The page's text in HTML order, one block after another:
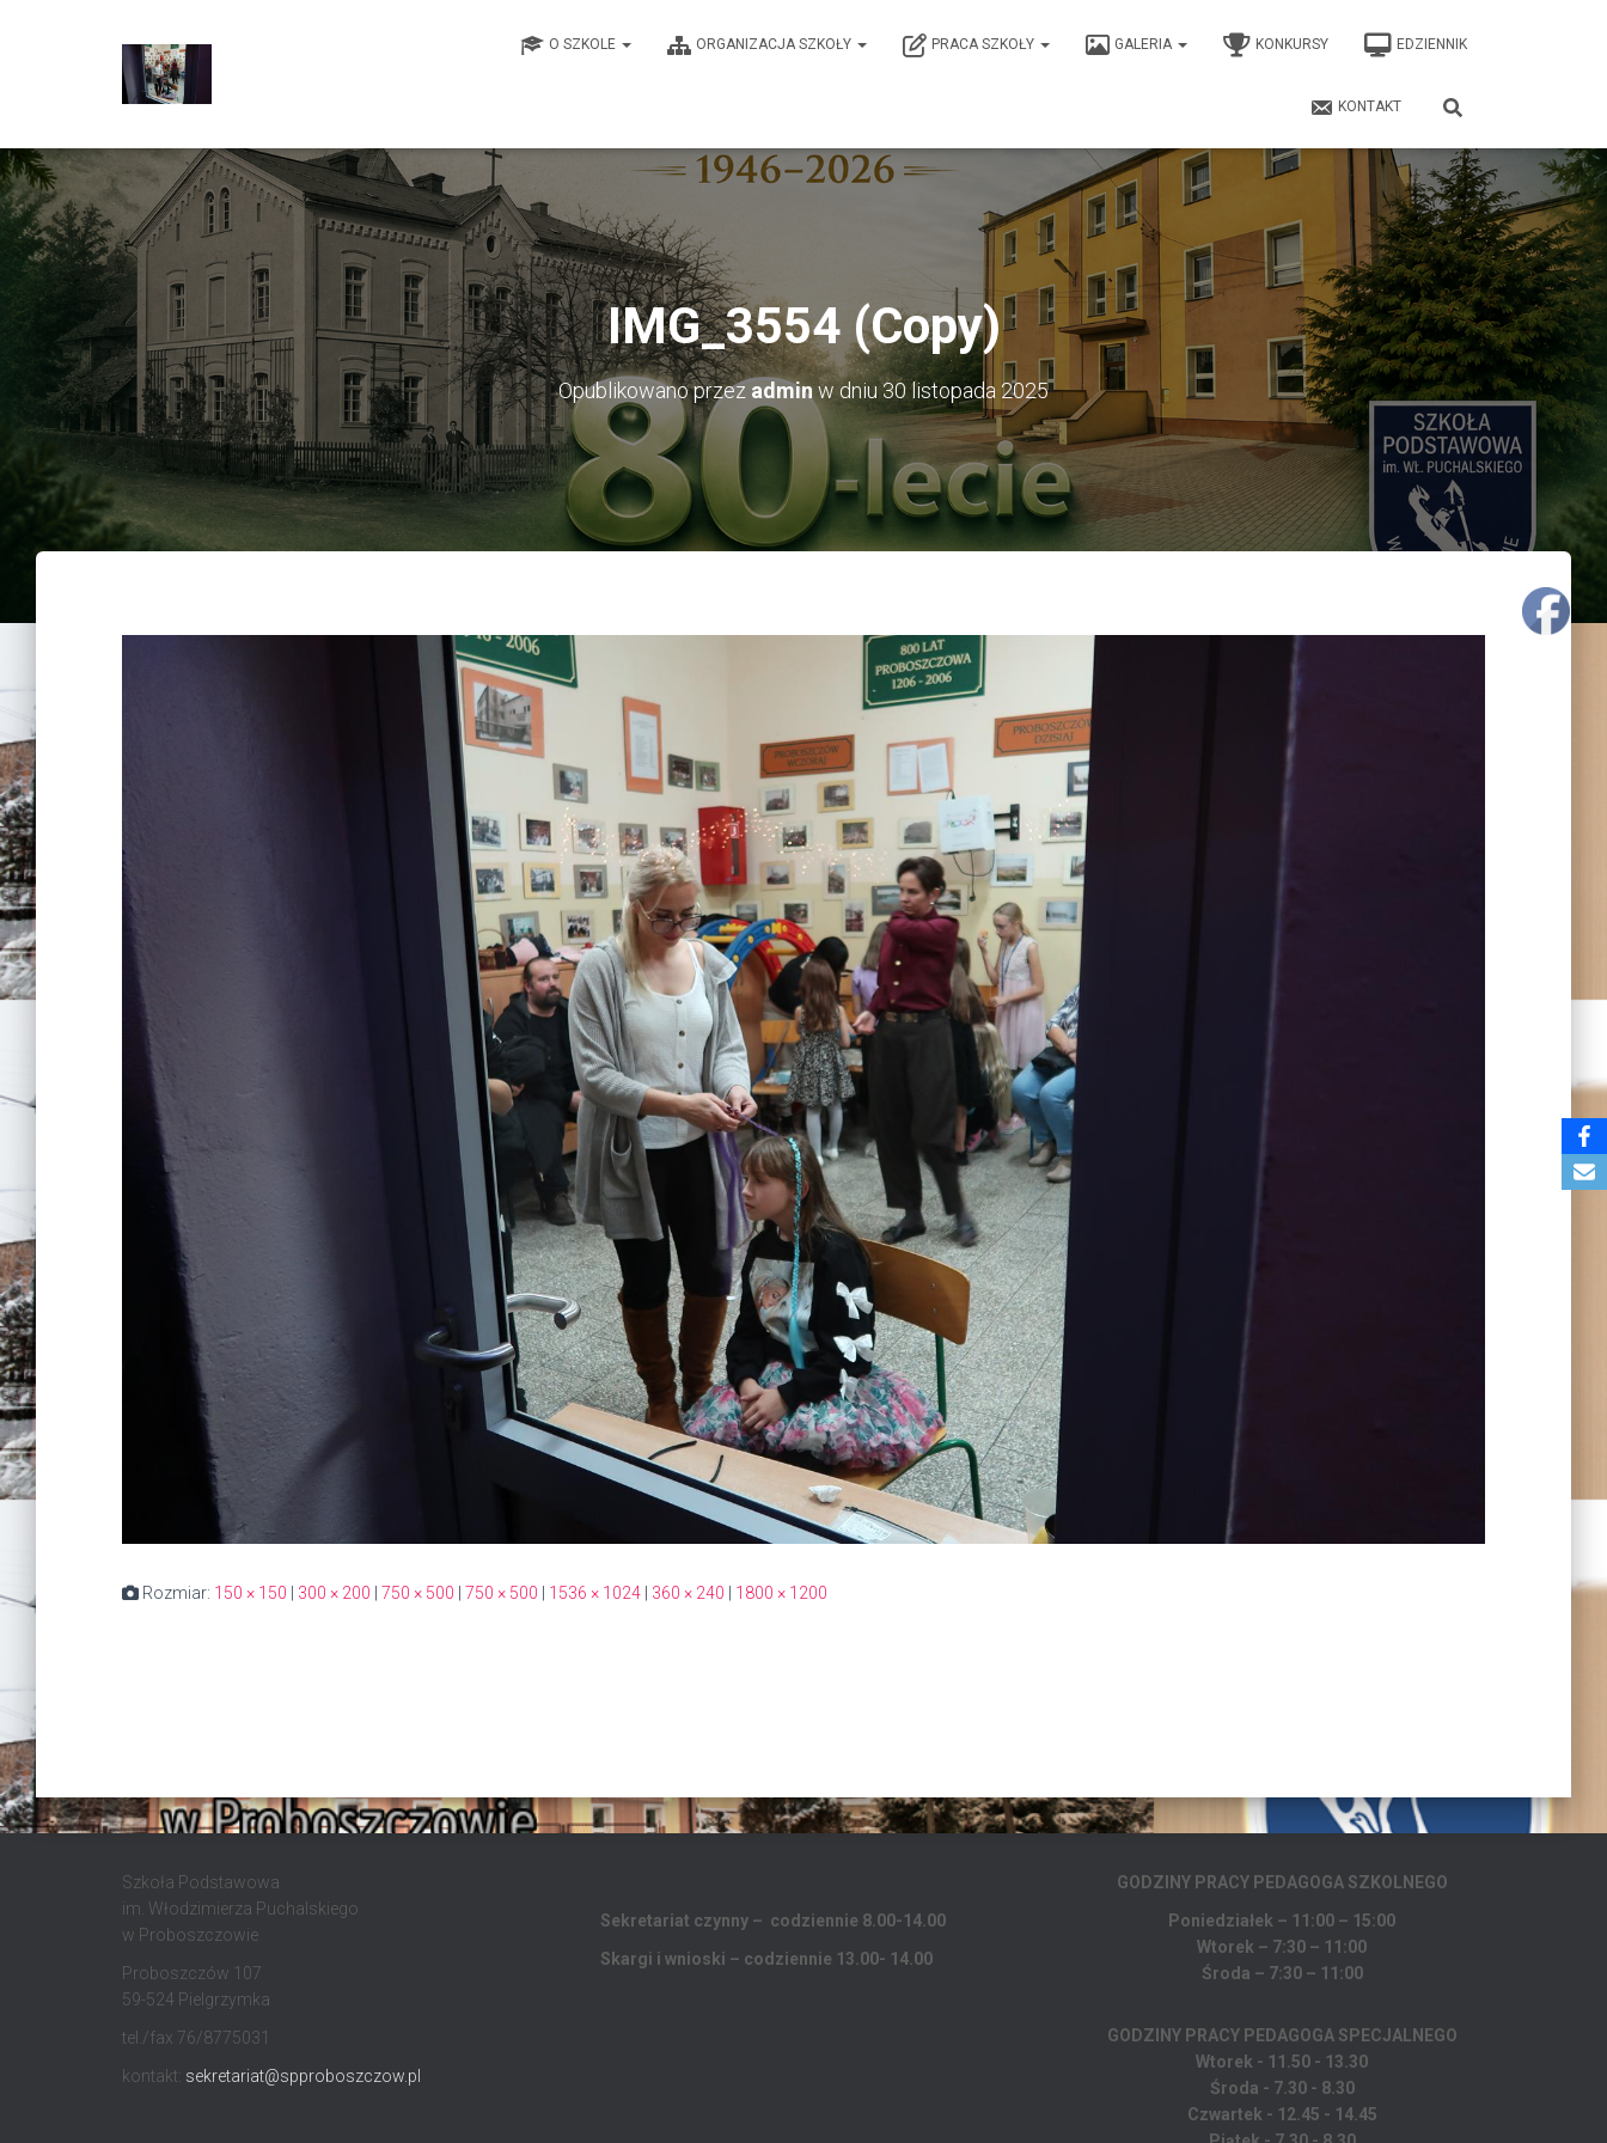
O SZKOLE ORGANIZACJA SZKOŁY PRACA SZKOŁY GALERIA KONKURSY EDZIENNIK
KONTAKT
IMG_3554 (Copy)
Opublikowano przez admin w dniu30 listopada 2025
Rozmiar: 150 × 150 300 × 200 750 × 500 750 × 500 1536 × 1024 360 × 240 1800 × 1200
Szkoła Podstawowa
im. Włodzimierza Puchalskiego
w Proboszczowie
Proboszczów 107
59-524 Pielgrzymka
tel./fax 76/8775031
kontakt: sekretariat@spproboszczow.pl
Sekretariat czynny – codziennie 8.00-14.00
Skargi i wnioski – codziennie 13.00- 14.00
GODZINY PRACY PEDAGOGA SZKOLNEGO
Poniedziałek – 11:00 – 15:00
Wtorek – 7:30 – 11:00
Środa – 7:30 – 11:00
GODZINY PRACY PEDAGOGA SPECJALNEGO
Wtorek - 11.50 - 13.30
Środa - 7.30 - 8.30
Czwartek - 12.45 - 14.45